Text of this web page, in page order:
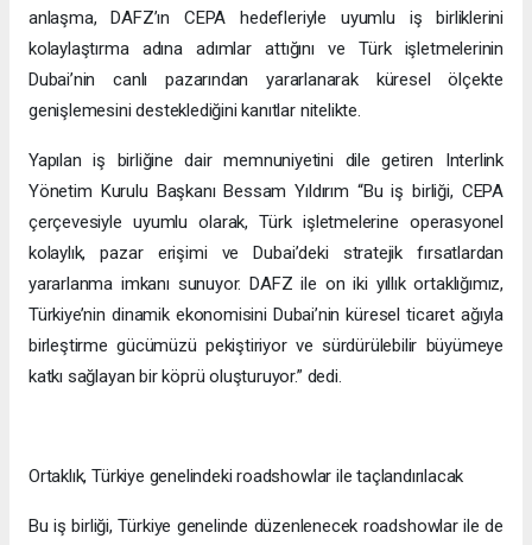
anlaşma, DAFZ’ın CEPA hedefleriyle uyumlu iş birliklerini
kolaylaştırma adına adımlar attığını ve Türk işletmelerinin
Dubai’nin canlı pazarından yararlanarak küresel ölçekte
genişlemesini desteklediğini kanıtlar nitelikte.
Yapılan iş birliğine dair memnuniyetini dile getiren Interlink
Yönetim Kurulu Başkanı Bessam Yıldırım “Bu iş birliği, CEPA
çerçevesiyle uyumlu olarak, Türk işletmelerine operasyonel
kolaylık, pazar erişimi ve Dubai’deki stratejik fırsatlardan
yararlanma imkanı sunuyor. DAFZ ile on iki yıllık ortaklığımız,
Türkiye’nin dinamik ekonomisini Dubai’nin küresel ticaret ağıyla
birleştirme gücümüzü pekiştiriyor ve sürdürülebilir büyümeye
katkı sağlayan bir köprü oluşturuyor.” dedi.
Ortaklık, Türkiye genelindeki roadshowlar ile taçlandırılacak
Bu iş birliği, Türkiye genelinde düzenlenecek roadshowlar ile de